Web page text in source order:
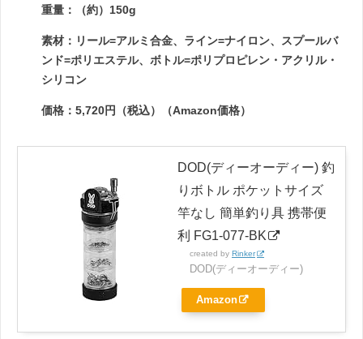
重量：（約）150g
素材：リール=アルミ合金、ライン=ナイロン、スプールバ
ンド=ポリエステル、ボトル=ポリプロピレン・アクリル・
シリコン
価格：5,720円（税込）（Amazon価格）
DOD(ディーオーディー) 釣
りボトル ポケットサイズ
竿なし 簡単釣り具 携帯便
利 FG1-077-BK
created by Rinker
DOD(ディーオーディー)
Amazon